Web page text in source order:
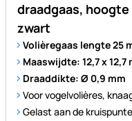
draadgaas, hoogte
zwart
Volièregaas lengte 25
Maaswijdte: 12,7 x 12,7
Draaddikte: Ø 0,9 mm
Voor vogelvolières,
Gelast aan de